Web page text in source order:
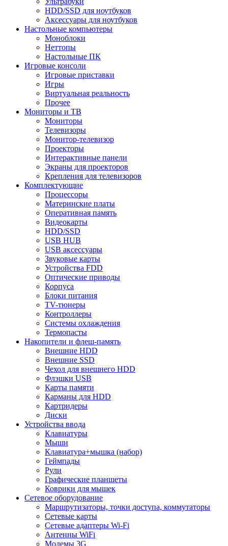
HDD/SSD для ноутбуков
Аксессуары для ноутбуков
Настольные компьютеры
Моноблоки
Неттопы
Настольные ПК
Игровые консоли
Игровые приставки
Игры
Виртуальная реальность
Прочее
Мониторы и ТВ
Мониторы
Телевизоры
Монитор-телевизор
Проекторы
Интерактивные панели
Экраны для проекторов
Крепления для телевизоров
Комплектующие
Процессоры
Материнские платы
Оперативная память
Видеокарты
HDD/SSD
USB HUB
USB аксессуары
Звуковые карты
Устройства FDD
Оптические приводы
Корпуса
Блоки питания
TV-тюнеры
Контроллеры
Системы охлаждения
Термопасты
Накопители и флеш-память
Внешние HDD
Внешние SSD
Чехол для внешнего HDD
Флэшки USB
Карты памяти
Карманы для HDD
Картридеры
Диски
Устройства ввода
Клавиатуры
Мыши
Клавиатура+мышка (набор)
Геймпады
Рули
Графические планшеты
Коврики для мышек
Сетевое оборудование
Маршрутизаторы, точки доступа, коммутаторы
Сетевые карты
Сетевые адаптеры Wi-Fi
Антенны WiFi
Модемы 3G